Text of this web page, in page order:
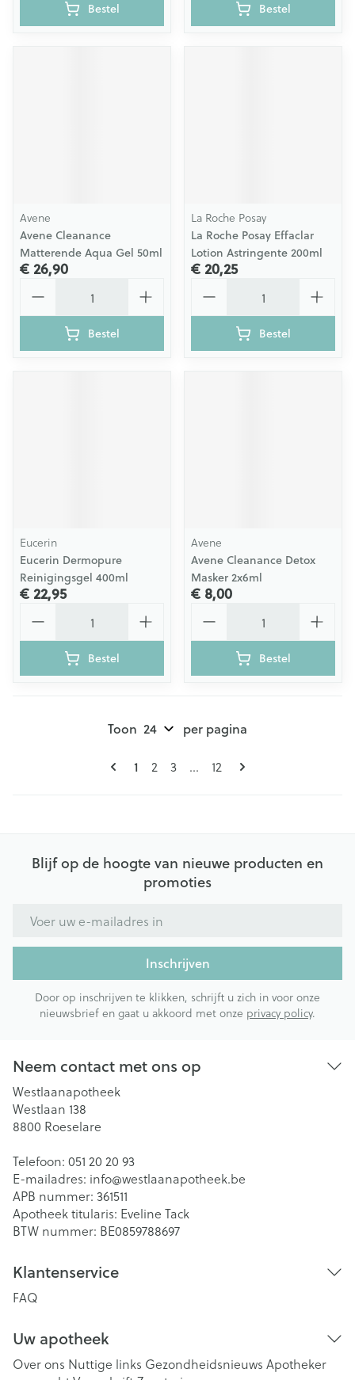
Bestel Bestel
Avene
Avene Cleanance
Matterende Aqua Gel 50ml
€ 26,90
Bestel
La Roche Posay
La Roche Posay Effaclar
Lotion Astringente 200ml
€ 20,25
Bestel
Eucerin
Eucerin Dermopure
Reinigingsgel 400ml
€ 22,95
Bestel
Avene
Avene Cleanance Detox
Masker 2x6ml
€ 8,00
Bestel
Pagina's
U lees momenteel pagina
1 Pagina
2 Pagina
3 ... Pagina
12
Toon per pagina
Blijf op de hoogte van nieuwe producten en
promoties
Inschrijven
Door op inschrijven te klikken, schrijft u zich in voor onze
nieuwsbrief en gaat u akkoord met onze privacy policy.
Neem contact met ons op
Westlaanapotheek
Westlaan 138
8800 Roeselare
Telefoon: 051 20 20 93
E-mailadres: info@westlaanapotheek.be
APB nummer: 361511
Apotheek titularis: Eveline Tack
BTW nummer: BE0859788697
Klantenservice
FAQ
Uw apotheek
Over ons Nuttige links Gezondheidsnieuws Apotheker